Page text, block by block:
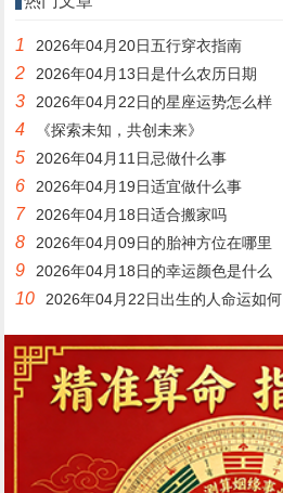
1 2026年04月20日五行穿衣指南
2 2026年04月13日是什么农历日期
3 2026年04月22日的星座运势怎么样
4 《探索未知，共创未来》
5 2026年04月11日忌做什么事
6 2026年04月19日适宜做什么事
7 2026年04月18日适合搬家吗
8 2026年04月09日的胎神方位在哪里
9 2026年04月18日的幸运颜色是什么
10 2026年04月22日出生的人命运如何